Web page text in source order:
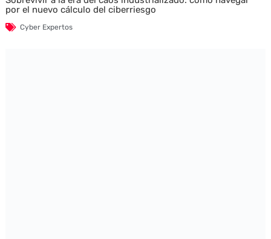
por el nuevo cálculo del ciberriesgo
Cyber Expertos